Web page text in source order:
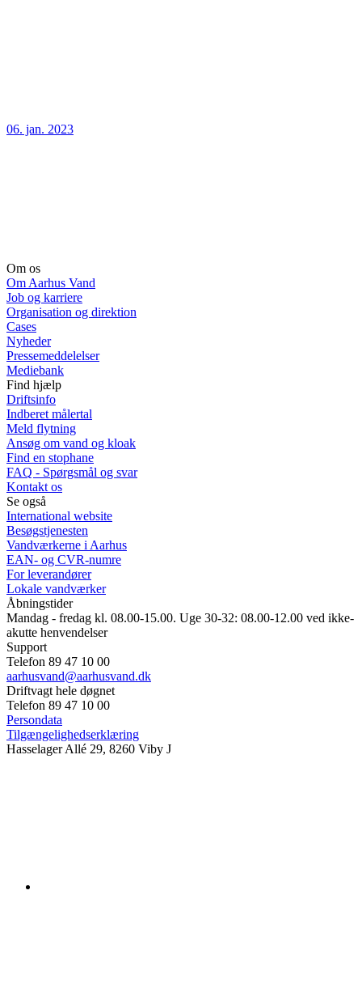
06. jan. 2023
Om os
Om Aarhus Vand
Job og karriere
Organisation og direktion
Cases
Nyheder
Pressemeddelelser
Mediebank
Find hjælp
Driftsinfo
Indberet målertal
Meld flytning
Ansøg om vand og kloak
Find en stophane
FAQ - Spørgsmål og svar
Kontakt os
Se også
International website
Besøgstjenesten
Vandværkerne i Aarhus
EAN- og CVR-numre
For leverandører
Lokale vandværker
Åbningstider
Mandag - fredag kl. 08.00-15.00. Uge 30-32: 08.00-12.00 ved ikke-
akutte henvendelser
Support
Telefon 89 47 10 00
aarhusvand@aarhusvand.dk
Driftvagt hele døgnet
Telefon 89 47 10 00
Persondata
Tilgængelighedserklæring
Hasselager Allé 29, 8260 Viby J